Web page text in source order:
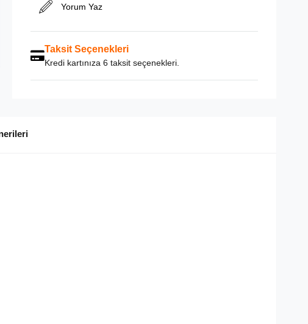
Yorum Yaz
Taksit Seçenekleri
Kredi kartınıza 6 taksit seçenekleri.